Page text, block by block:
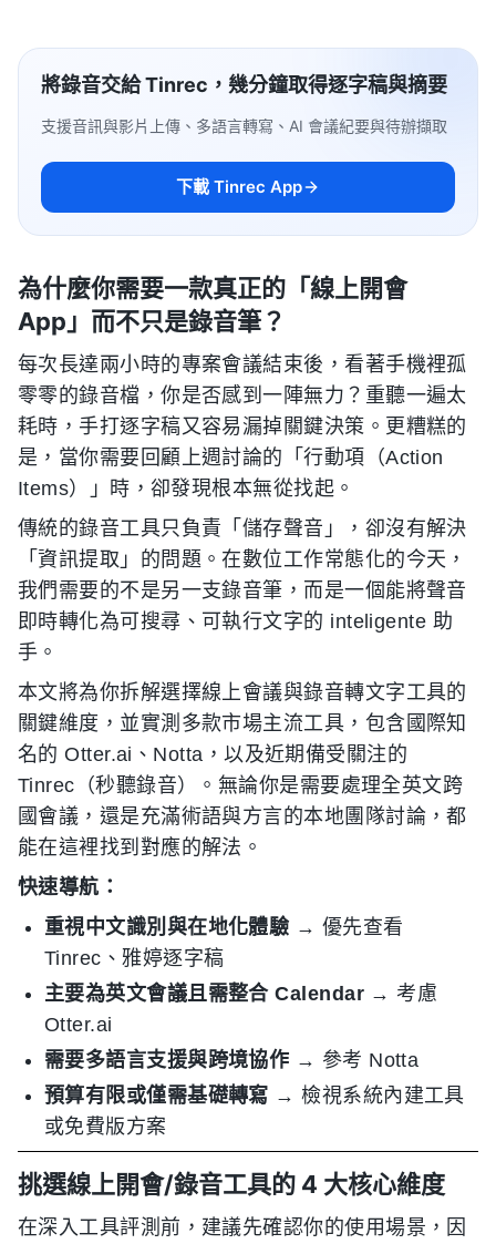
將錄音交給 Tinrec，幾分鐘取得逐字稿與摘要
支援音訊與影片上傳、多語言轉寫、AI 會議紀要與待辦擷取
下載 Tinrec App
為什麼你需要一款真正的「線上開會
App」而不只是錄音筆？
每次長達兩小時的專案會議結束後，看著手機裡孤
零零的錄音檔，你是否感到一陣無力？重聽一遍太
耗時，手打逐字稿又容易漏掉關鍵決策。更糟糕的
是，當你需要回顧上週討論的「行動項（Action
Items）」時，卻發現根本無從找起。
傳統的錄音工具只負責「儲存聲音」，卻沒有解決
「資訊提取」的問題。在數位工作常態化的今天，
我們需要的不是另一支錄音筆，而是一個能將聲音
即時轉化為可搜尋、可執行文字的 inteligente 助
手。
本文將為你拆解選擇線上會議與錄音轉文字工具的
關鍵維度，並實測多款市場主流工具，包含國際知
名的 Otter.ai、Notta，以及近期備受關注的
Tinrec（秒聽錄音）。無論你是需要處理全英文跨
國會議，還是充滿術語與方言的本地團隊討論，都
能在這裡找到對應的解法。
快速導航：
重視中文識別與在地化體驗 → 優先查看
Tinrec、雅婷逐字稿
主要為英文會議且需整合 Calendar → 考慮
Otter.ai
需要多語言支援與跨境協作 → 參考 Notta
預算有限或僅需基礎轉寫 → 檢視系統內建工具
或免費版方案
挑選線上開會/錄音工具的 4 大核心維度
在深入工具評測前，建議先確認你的使用場景，因